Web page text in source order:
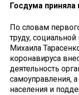
Госдума приняла
По словам
труду,
Михаила
коронавируса
деятельность
самоуправления,
населения и